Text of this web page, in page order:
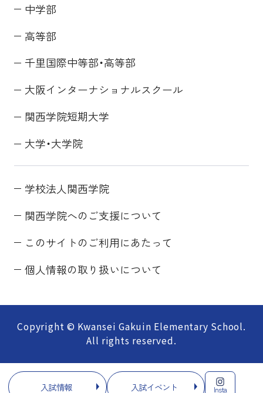
入試情報 入試イベント Insta
中学部
高等部
千里国際中等部・高等部
大阪インターナショナルスクール
関西学院短期大学
大学・大学院
学校法人関西学院
関西学院へのご支援について
このサイトのご利用にあたって
個人情報の取り扱いについて
Copyright © Kwansei Gakuin Elementary School.
All rights reserved.